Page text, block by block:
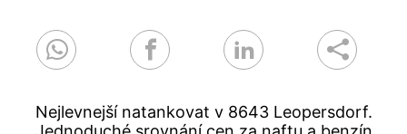
Nejlevnejší natankovat v 8643 Leopersdorf.